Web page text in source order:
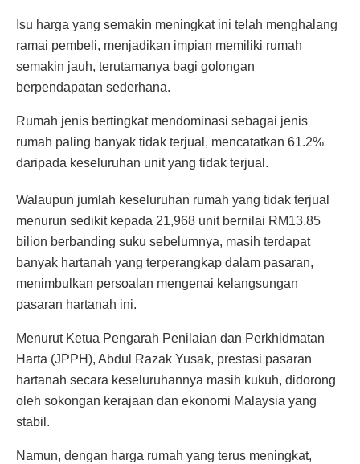
Isu harga yang semakin meningkat ini telah menghalang
ramai pembeli, menjadikan impian memiliki rumah
semakin jauh, terutamanya bagi golongan
berpendapatan sederhana.
Rumah jenis bertingkat mendominasi sebagai jenis
rumah paling banyak tidak terjual, mencatatkan 61.2%
daripada keseluruhan unit yang tidak terjual.
Walaupun jumlah keseluruhan rumah yang tidak terjual
menurun sedikit kepada 21,968 unit bernilai RM13.85
bilion berbanding suku sebelumnya, masih terdapat
banyak hartanah yang terperangkap dalam pasaran,
menimbulkan persoalan mengenai kelangsungan
pasaran hartanah ini.
Menurut Ketua Pengarah Penilaian dan Perkhidmatan
Harta (JPPH), Abdul Razak Yusak, prestasi pasaran
hartanah secara keseluruhannya masih kukuh, didorong
oleh sokongan kerajaan dan ekonomi Malaysia yang
stabil.
Namun, dengan harga rumah yang terus meningkat,